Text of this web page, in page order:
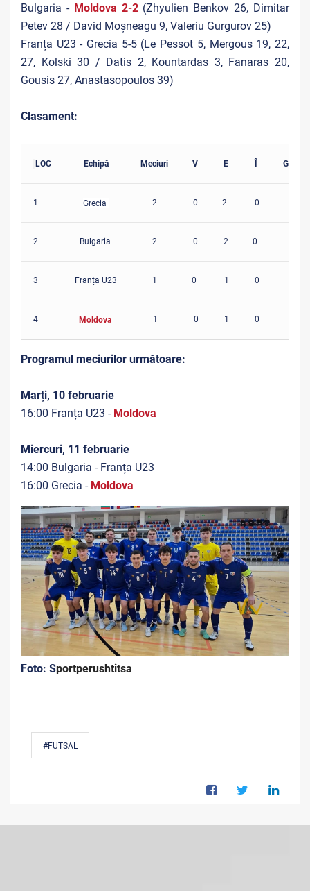
Bulgaria - Moldova 2-2 (Zhyulien Benkov 26, Dimitar
Petev 28 / David Moșneagu 9, Valeriu Gurgurov 25)
Franța U23 - Grecia 5-5 (Le Pessot 5, Mergous 19, 22,
27, Kolski 30 / Datis 2, Kountardas 3, Fanaras 20,
Gousis 27, Anastasopoulos 39)
Clasament:
LOC Echipă Meciuri V E Î
1 Grecia 2 0 2 0
2 Bulgaria 2 0 2 0
3 Franța U23 1 0 1 0
4 Moldova 1 0 1 0
Programul meciurilor următoare:
Marți, 10 februarie
16:00 Franța U23 - Moldova
Miercuri, 11 februarie
14:00 Bulgaria - Franța U23
16:00 Grecia - Moldova
Foto: Sportperushtitsa
#FUTSAL